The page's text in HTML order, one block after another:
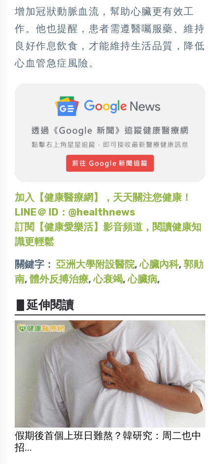
增加冠狀動脈血流，幫助心臟更有效工
作。他也提醒，患者需遵醫囑服藥、維持
良好作息飲食，才能維持生活品質，降低
心血管急症風險。
加入【健康醫療網】，天天關注您健康！
LINE＠ ID：@healthnews
訂閱【健康愛樂活】影音頻道，閱讀健康知
識更輕鬆
關鍵字： 亞洲大學附設醫院,心臟內科, 郭勛
南, 體外反搏治療,心衰竭,心臟病,
▋延伸閱讀
假期後首個上班日難熬？韓研究：周二也中
招...